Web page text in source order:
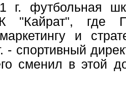
г. футбольная
"Кайрат", где
и
- спортивный
сменил в этой